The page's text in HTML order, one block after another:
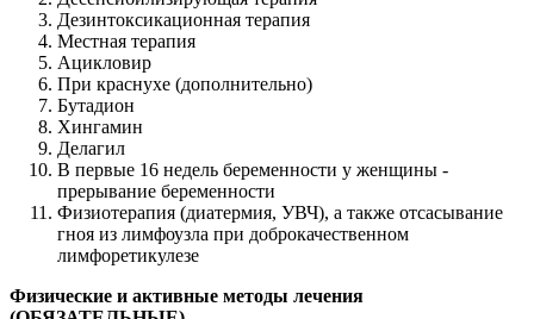
Дезинтоксикационная терапия
Местная терапия
Ацикловир
При краснухе (дополнительно)
Бутадион
Хингамин
Делагил
В первые 16 недель беременности у женщины -
прерывание беременности
Физиотерапия (диатермия, УВЧ), а также отсасывание
гноя из лимфоузла при доброкачественном
лимфоретикулезе
Физические и активные методы лечения